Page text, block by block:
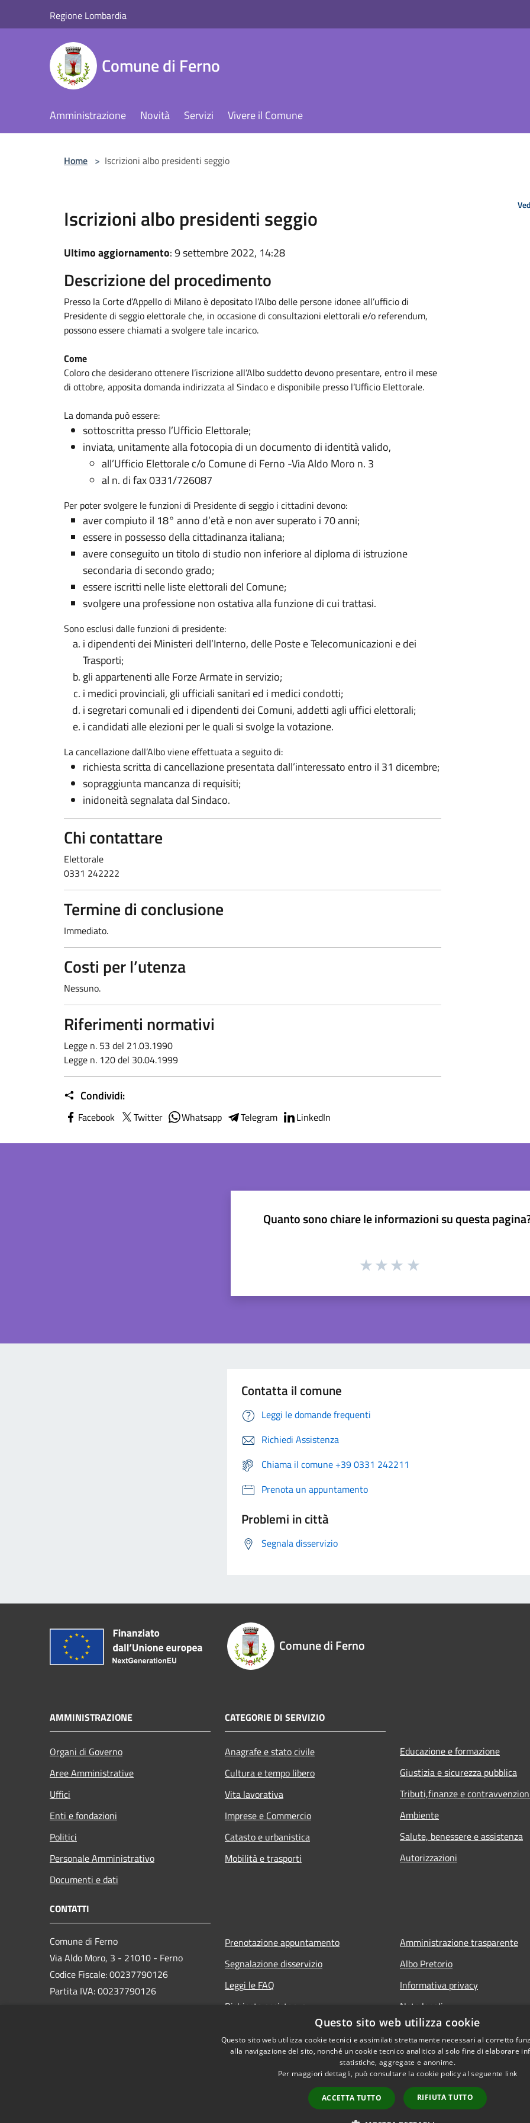
Regione Lombardia
Comune di Ferno
Amministrazione Novità Servizi Vivere il Comune
Home > Iscrizioni albo presidenti seggio
Iscrizioni albo presidenti seggio
Ultimo aggiornamento: 9 settembre 2022, 14:28
Descrizione del procedimento
Presso la Corte d’Appello di Milano è depositato l’Albo delle persone idonee all’ufficio di
Presidente di seggio elettorale che, in occasione di consultazioni elettorali e/o referendum,
possono essere chiamati a svolgere tale incarico.
Come
Coloro che desiderano ottenere l’iscrizione all’Albo suddetto devono presentare, entro il mese
di ottobre, apposita domanda indirizzata al Sindaco e disponibile presso l’Ufficio Elettorale.
La domanda può essere:
sottoscritta presso l’Ufficio Elettorale;
inviata, unitamente alla fotocopia di un documento di identità valido,
all’Ufficio Elettorale c/o Comune di Ferno -Via Aldo Moro n. 3
al n. di fax 0331/726087
Per poter svolgere le funzioni di Presidente di seggio i cittadini devono:
aver compiuto il 18° anno d’età e non aver superato i 70 anni;
essere in possesso della cittadinanza italiana;
avere conseguito un titolo di studio non inferiore al diploma di istruzione
secondaria di secondo grado;
essere iscritti nelle liste elettorali del Comune;
svolgere una professione non ostativa alla funzione di cui trattasi.
Sono esclusi dalle funzioni di presidente:
i dipendenti dei Ministeri dell’Interno, delle Poste e Telecomunicazioni e dei
Trasporti;
gli appartenenti alle Forze Armate in servizio;
i medici provinciali, gli ufficiali sanitari ed i medici condotti;
i segretari comunali ed i dipendenti dei Comuni, addetti agli uffici elettorali;
i candidati alle elezioni per le quali si svolge la votazione.
La cancellazione dall’Albo viene effettuata a seguito di:
richiesta scritta di cancellazione presentata dall’interessato entro il 31 dicembre;
sopraggiunta mancanza di requisiti;
inidoneità segnalata dal Sindaco.
Chi contattare
Elettorale
0331 242222
Termine di conclusione
Immediato.
Costi per l’utenza
Nessuno.
Riferimenti normativi
Legge n. 53 del 21.03.1990
Legge n. 120 del 30.04.1999
Condividi:
Facebook Twitter Whatsapp Telegram LinkedIn
Quanto sono chiare le informazioni su questa
Contatta il comune
Leggi le domande frequenti
Richiedi Assistenza
Chiama il comune +39 0331 242211
Prenota un appuntamento
Problemi in città
Segnala disservizio
Comune di Ferno
AMMINISTRAZIONE
Organi di Governo
Aree Amministrative
Uffici
Enti e fondazioni
Politici
Personale Amministrativo
Documenti e dati
CATEGORIE DI SERVIZIO
Anagrafe e stato civile
Cultura e tempo libero
Vita lavorativa
Imprese e Commercio
Catasto e urbanistica
Mobilità e trasporti
Educazione e formazione
Giustizia e sicurezza pubblica
Tributi,finanze e
Ambiente
Salute, benessere e assistenza
Autorizzazioni
CONTATTI
Comune di Ferno
Via Aldo Moro, 3 - 21010 - Ferno
Codice Fiscale: 00237790126
Partita IVA: 00237790126
Prenotazione appuntamento
Segnalazione disservizio
Leggi le FAQ
Richiesta assistenza
Amministrazione trasparente
Albo Pretorio
Informativa privacy
Note legali
Dichiarazione di accessibilità
Questo sito web utilizza cookie
Questo sito web utilizza cookie tecnici e assimilati strettamente necessari al corretto
alla navigazione del sito, nonché un cookie tecnico analitico al solo fine di elaborare
statistiche, aggregate e anonime.
Per maggiori dettagli, può consultare la cookie policy al seguente link
ACCETTA TUTTO RIFIUTA TUTTO